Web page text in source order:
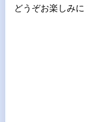
どうぞお楽しみに